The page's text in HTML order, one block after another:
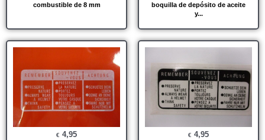
combustible de 8 mm
boquilla de depósito de aceite
y...
€ 4,95 € 4,95